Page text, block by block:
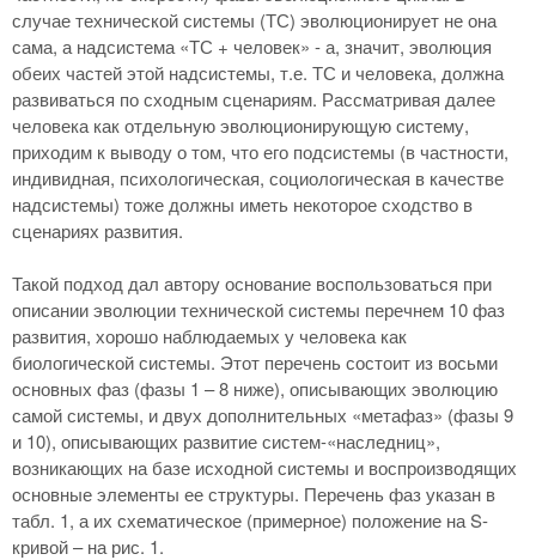
случае технической системы (ТС) эволюционирует не она
сама, а надсистема «ТС + человек» - а, значит, эволюция
обеих частей этой надсистемы, т.е. ТС и человека, должна
развиваться по сходным сценариям. Рассматривая далее
человека как отдельную эволюционирующую систему,
приходим к выводу о том, что его подсистемы (в частности,
индивидная, психологическая, социологическая в качестве
надсистемы) тоже должны иметь некоторое сходство в
сценариях развития.
Такой подход дал автору основание воспользоваться при
описании эволюции технической системы перечнем 10 фаз
развития, хорошо наблюдаемых у человека как
биологической системы. Этот перечень состоит из восьми
основных фаз (фазы 1 – 8 ниже), описывающих эволюцию
самой системы, и двух дополнительных «метафаз» (фазы 9
и 10), описывающих развитие систем-«наследниц»,
возникающих на базе исходной системы и воспроизводящих
основные элементы ее структуры. Перечень фаз указан в
табл. 1, а их схематическое (примерное) положение на S-
кривой – на рис. 1.